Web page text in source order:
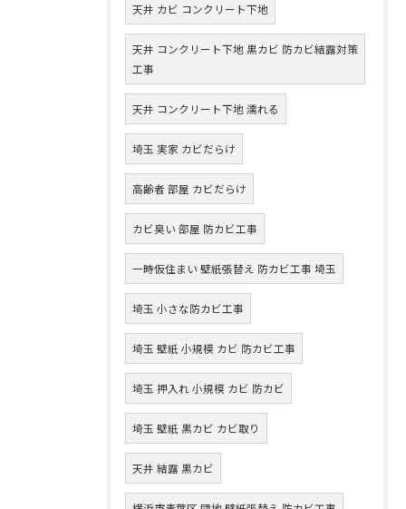
天井 カビ コンクリート下地
天井 コンクリート下地 黒カビ 防カビ結露対策
工事
天井 コンクリート下地 濡れる
埼玉 実家 カビだらけ
高齢者 部屋 カビだらけ
カビ臭い 部屋 防カビ工事
一時仮住まい 壁紙張替え 防カビ工事 埼玉
埼玉 小さな防カビ工事
埼玉 壁紙 小規模 カビ 防カビ工事
埼玉 押入れ 小規模 カビ 防カビ
埼玉 壁紙 黒カビ カビ取り
天井 結露 黒カビ